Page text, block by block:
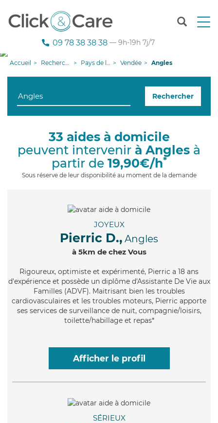
T
n
g
09 78 38 38 38 — 9h-19h 7j/7
Accueil Recherche aide à domicile Pays de la Loire Vendée Angles
Rechercher
33 aides à domicile
peuvent intervenir à Angles à
partir de 19,90€/h*
Sous réserve de leur disponibilité au moment de la demande
JOYEUX
Pierric D., Angles
à 5km de chez Vous
Rigoureux, optimiste et expérimenté, Pierric a 18 ans
d'expérience et possède un diplôme d'Assistante De Vie aux
Familles (ADVF). Maitrisant bien les troubles
cardiovasculaires et les troubles moteurs, Pierric apporte
ses services de surveillance de nuit, compagnie/loisirs,
toilette/habillage et repas*
Afficher le profil
SÉRIEUX